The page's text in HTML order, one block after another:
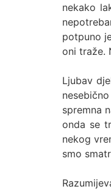
nekako
potpuno
oni traže.
Ljubav
spremna
onda se
nekog
smo